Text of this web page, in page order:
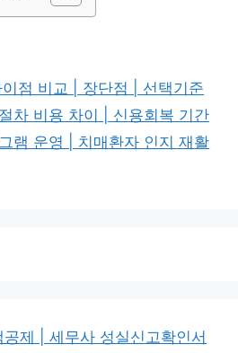
점 비교 | 장단점 | 선택기준
차 비용 차이 | 신용회복 기간
램 운영 | 치매환자 인지 재활
제 | 세무사 성실신고확인서